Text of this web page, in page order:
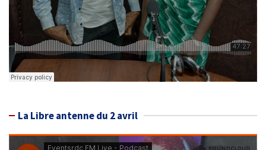
La Libre antenne du 2 avril